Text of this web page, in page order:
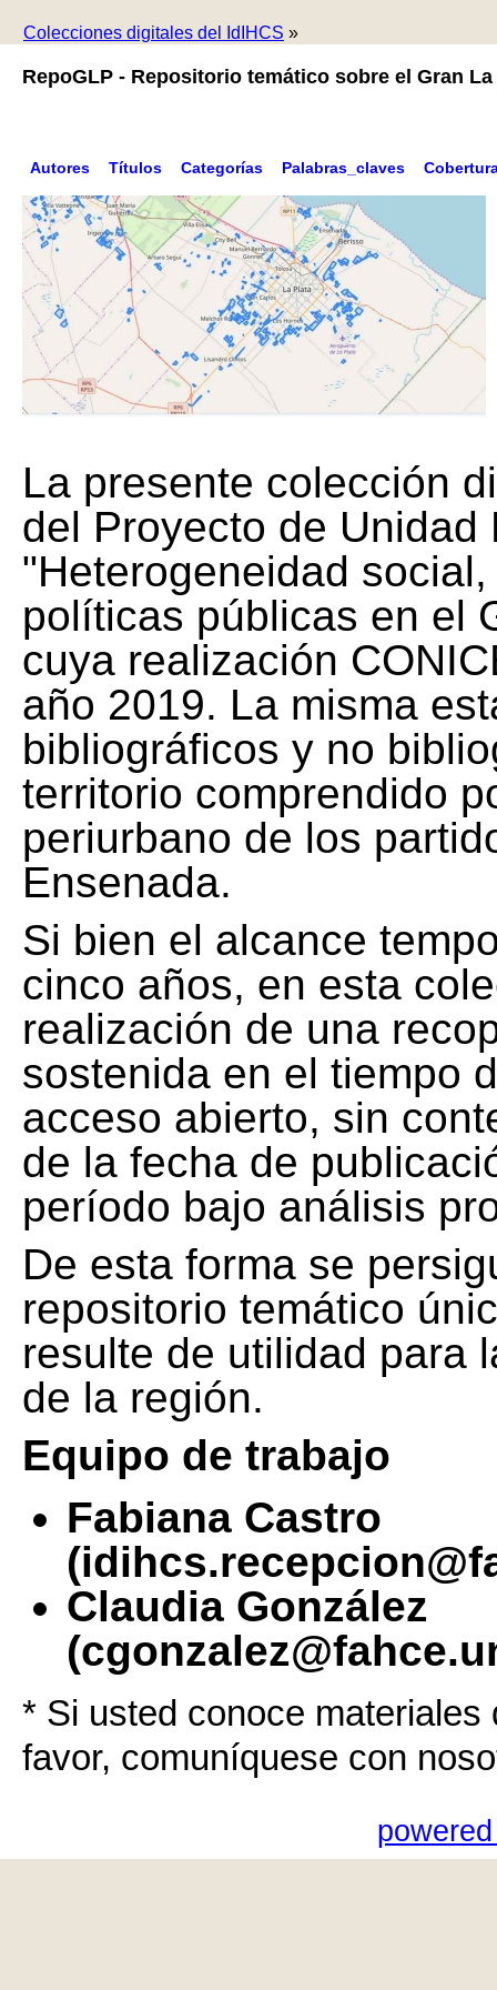
Colecciones digitales del IdIHCS »
RepoGLP - Repositorio temático sobre el Gran La
Autores Títulos Categorías Palabras_claves
La presente colección
del Proyecto de Unidad
"Heterogeneidad
políticas públicas en el
cuya realización
año 2019. La misma
bibliográficos y no
territorio comprendido
periurbano de los
Ensenada.
Si bien el alcance
cinco años, en esta
realización de una
sostenida en el tiempo
acceso abierto, sin
de la fecha de
período bajo análisis
De esta forma se
repositorio temático
resulte de utilidad para
de la región.
Equipo de trabajo
Fabiana Castro
Claudia González
* Si usted conoce
favor, comuníquese con